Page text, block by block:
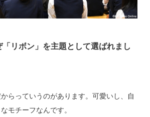
リボン」を主題として選ばれまし
らっていうのがあります。可愛いし、自
モチーフなんです。